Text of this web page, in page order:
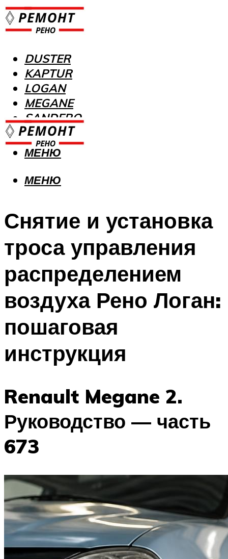
DUSTER
KAPTUR
LOGAN
MEGANE
SANDERO
МЕНЮ
МЕНЮ
Снятие и установка
троса управления
распределением
воздуха Рено Логан:
пошаговая
инструкция
Renault Megane 2.
Руководство — часть
673